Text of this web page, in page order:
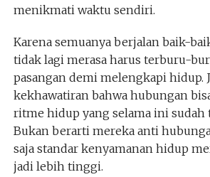
menikmati waktu sendiri.
Karena semuanya berjalan baik-
tidak lagi merasa harus terburu-
pasangan demi melengkapi hidup.
kekhawatiran bahwa hubungan
ritme hidup yang selama ini sudah
Bukan berarti mereka anti
saja standar kenyamanan hidup
jadi lebih tinggi.